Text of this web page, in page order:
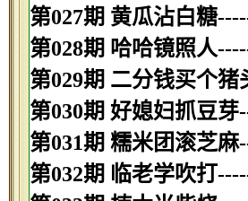
第027期 黄瓜沾白糖
第028期 哈哈镜照人
第029期 二分钱买个
第030期 好媳妇抓豆
第031期 糯米团滚芝
第032期 临老学吹打